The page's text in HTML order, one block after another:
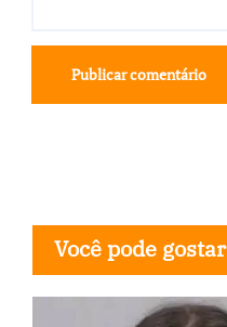
Você pode gostar